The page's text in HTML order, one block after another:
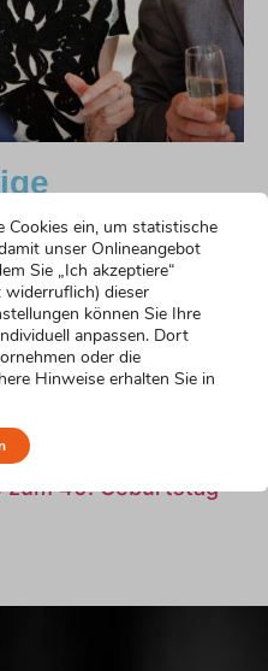
zum 40. Geburtstag
ein, um statistische
unser Onlineangebot
Sie „Ich akzeptiere“
widerruflich) dieser
können Sie Ihre
anpassen. Dort
oder die
Hinweise erhalten Sie in